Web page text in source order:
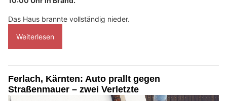
Das Haus brannte vollständig nieder.
Weiterlesen
Ferlach, Kärnten: Auto prallt gegen
Straßenmauer – zwei Verletzte